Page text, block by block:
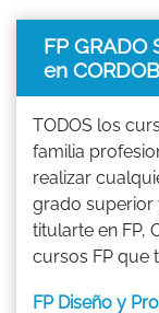
FP GRADO
en
TODOS los
familia
realizar
grado superior
titularte en FP,
cursos FP que
FP Diseño y